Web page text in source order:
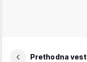
Prethodna vest